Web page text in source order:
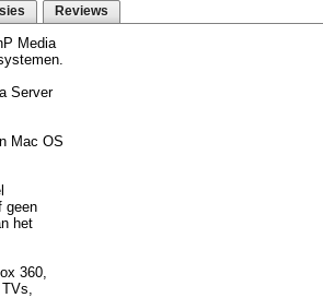
Reviews
Media
Server
Mac OS
geen
het
360,